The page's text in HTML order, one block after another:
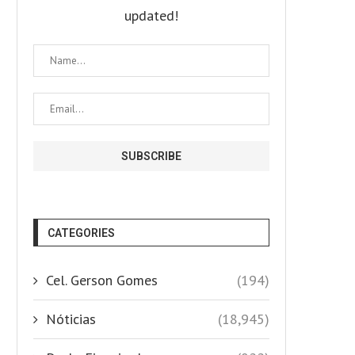
updated!
CATEGORIES
Cel. Gerson Gomes (194)
Nóticias (18,945)